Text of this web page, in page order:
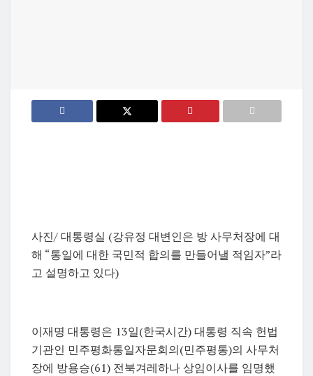
사진/ 대통령실 (강유정 대변인은 방 사무처장에 대
해 “통일에 대한 국민적 합의를 만들어낼 적임자”라
고 설명하고 있다)
이재명 대통령은 13일(한국시간) 대통령 직속 헌법
기관인 민주평화통일자문회의(민주평통)의 사무처
장에 방용승(61) 전북겨레하나 상임이사를 임명했